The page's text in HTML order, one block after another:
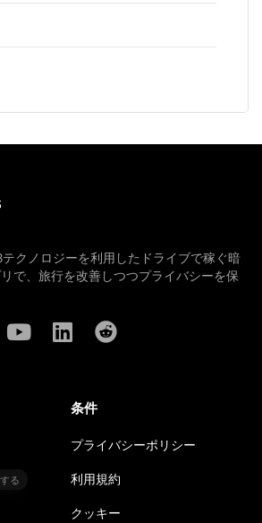
クノロジーを利用したドライブで稼ぐ暗
で、旅行を改善しつつプライバシーを保
る
条件
プライバシーポリシー
利用規約
クッキー